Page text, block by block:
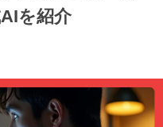
を紹介